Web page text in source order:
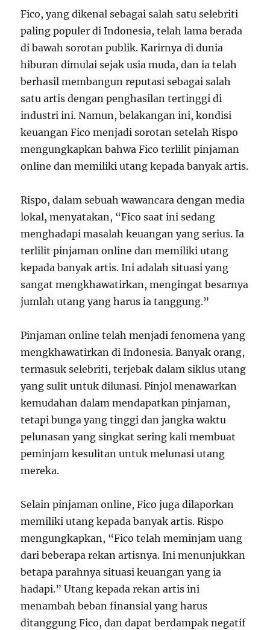
Fico, yang dikenal sebagai salah satu selebriti
paling populer di Indonesia, telah lama berada
di bawah sorotan publik. Karirnya di dunia
hiburan dimulai sejak usia muda, dan ia telah
berhasil membangun reputasi sebagai salah
satu artis dengan penghasilan tertinggi di
industri ini. Namun, belakangan ini, kondisi
keuangan Fico menjadi sorotan setelah Rispo
mengungkapkan bahwa Fico terlilit pinjaman
online dan memiliki utang kepada banyak artis.
Rispo, dalam sebuah wawancara dengan media
lokal, menyatakan, “Fico saat ini sedang
menghadapi masalah keuangan yang serius. Ia
terlilit pinjaman online dan memiliki utang
kepada banyak artis. Ini adalah situasi yang
sangat mengkhawatirkan, mengingat besarnya
jumlah utang yang harus ia tanggung.”
Pinjaman online telah menjadi fenomena yang
mengkhawatirkan di Indonesia. Banyak orang,
termasuk selebriti, terjebak dalam siklus utang
yang sulit untuk dilunasi. Pinjol menawarkan
kemudahan dalam mendapatkan pinjaman,
tetapi bunga yang tinggi dan jangka waktu
pelunasan yang singkat sering kali membuat
peminjam kesulitan untuk melunasi utang
mereka.
Selain pinjaman online, Fico juga dilaporkan
memiliki utang kepada banyak artis. Rispo
mengungkapkan, “Fico telah meminjam uang
dari beberapa rekan artisnya. Ini menunjukkan
betapa parahnya situasi keuangan yang ia
hadapi.” Utang kepada rekan artis ini
menambah beban finansial yang harus
ditanggung Fico, dan dapat berdampak negatif